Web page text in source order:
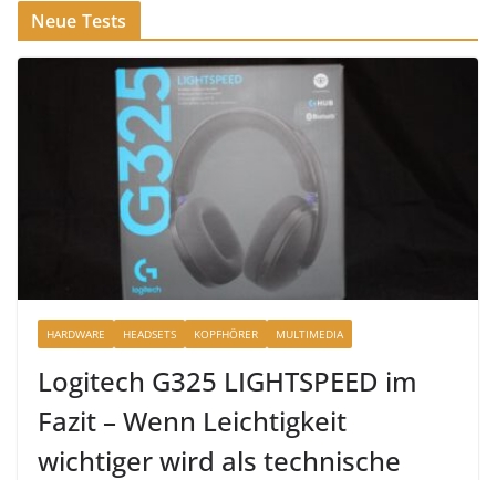
Neue Tests
HARDWARE HEADSETS KOPFHÖRER MULTIMEDIA
Logitech G325 LIGHTSPEED im
Fazit – Wenn Leichtigkeit
wichtiger wird als technische